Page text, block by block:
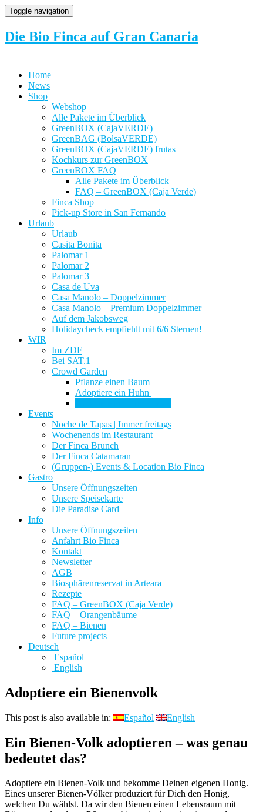
Toggle navigation
Die Bio Finca auf Gran Canaria
Home
News
Shop
Webshop
Alle Pakete im Überblick
GreenBOX (CajaVERDE)
GreenBAG (BolsaVERDE)
GreenBOX (CajaVERDE) frutas
Kochkurs zur GreenBOX
GreenBOX FAQ
Alle Pakete im Überblick
FAQ – GreenBOX (Caja Verde)
Finca Shop
Pick-up Store in San Fernando
Urlaub
Urlaub
Casita Bonita
Palomar 1
Palomar 2
Palomar 3
Casa de Uva
Casa Manolo – Doppelzimmer
Casa Manolo – Premium Doppelzimmer
Auf dem Jakobsweg
Holidaycheck empfiehlt mit 6/6 Sternen!
WIR
Im ZDF
Bei SAT.1
Crowd Garden
Pflanze einen Baum
Adoptiere ein Huhn
Events
Noche de Tapas | Immer freitags
Wochenends im Restaurant
Der Finca Brunch
Der Finca Catamaran
(Gruppen-) Events & Location Bio Finca
Gastro
Unsere Öffnungszeiten
Unsere Speisekarte
Die Paradise Card
Info
Unsere Öffnungszeiten
Anfahrt Bio Finca
Kontakt
Newsletter
AGB
Biosphärenreservat in Arteara
Rezepte
FAQ – GreenBOX (Caja Verde)
FAQ – Orangenbäume
FAQ – Bienen
Future projects
Deutsch
Español
English
Adoptiere ein Bienenvolk
This post is also available in: Español English
Ein Bienen-Volk adoptieren – was genau
bedeutet das?
Adoptiere ein Bienen-Volk und bekomme Deinen eigenen Honig.
Eines unserer Bienen-Völker produziert für Dich den Honig,
welchen Du wählst. Da wir den Bienen einen Lebensraum mit